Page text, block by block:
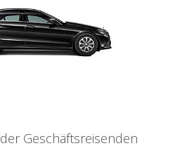
Geschäftsreisenden